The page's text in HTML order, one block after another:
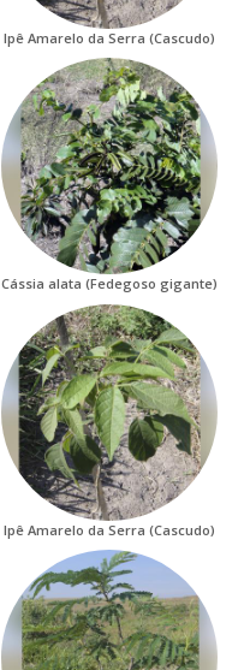
Ipê Amarelo da Serra (Cascudo)
Cássia alata (Fedegoso gigante)
Ipê Amarelo da Serra (Cascudo)